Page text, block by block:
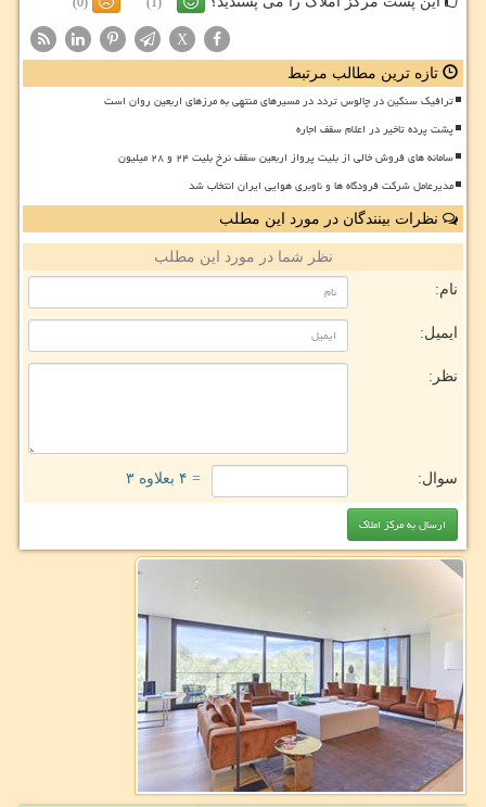
X
تازه ترین مطالب مرتبط
ترافیک سنگین در چالوس تردد در مسیرهای منتهی به مرزهای اربعین روان است
پشت پرده تاخیر در اعلام سقف اجاره
سامانه های فروش خالی از بلیت پرواز اربعین سقف نرخ بلیت ۲۴ و ۲۸ میلیون
مدیرعامل شرکت فرودگاه ها و ناوبری هوایی ایران انتخاب شد
نظرات بینندگان در مورد این مطلب
نظر شما در مورد این مطلب
نام:
ایمیل:
نظر:
سوال: = ۴ بعلاوه ۳